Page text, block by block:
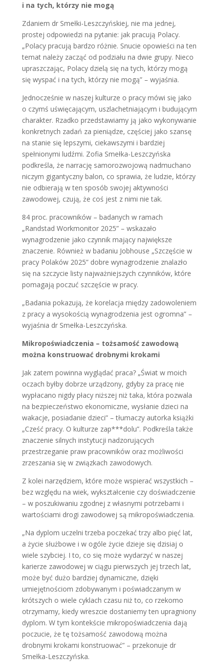
i na tych, którzy nie mogą
Zdaniem dr Smełki-Leszczyńskiej, nie ma jednej,
prostej odpowiedzi na pytanie: jak pracują Polacy.
„Polacy pracują bardzo różnie. Snucie opowieści na ten
temat należy zacząć od podziału na dwie grupy. Nieco
upraszczając, Polacy dzielą się na tych, którzy mogą
się wyspać i na tych, którzy nie mogą” – wyjaśnia.
Jednocześnie w naszej kulturze o pracy mówi się jako
o czymś uświęcającym, uszlachetniającym i budującym
charakter. Rzadko przedstawiamy ją jako wykonywanie
konkretnych zadań za pieniądze, częściej jako szansę
na stanie się lepszymi, ciekawszymi i bardziej
spełnionymi ludźmi. Zofia Smełka-Leszczyńska
podkreśla, że narrację samorozwojową nadmuchano
niczym gigantyczny balon, co sprawia, że ludzie, którzy
nie odbierają w ten sposób swojej aktywności
zawodowej, czują, że coś jest z nimi nie tak.
84 proc. pracowników – badanych w ramach
„Randstad Workmonitor 2025” – wskazało
wynagrodzenie jako czynnik mający największe
znaczenie. Również w badaniu Jobhouse „Szczęście w
pracy Polaków 2025” dobre wynagrodzenie znalazło
się na szczycie listy najważniejszych czynników, które
pomagają poczuć szczęście w pracy.
„Badania pokazują, że korelacja między zadowoleniem
z pracy a wysokością wynagrodzenia jest ogromna” –
wyjaśnia dr Smełka-Leszczyńska.
Mikropoświadczenia – tożsamość zawodową
można konstruować drobnymi krokami
Jak zatem powinna wyglądać praca? „Świat w moich
oczach byłby dobrze urządzony, gdyby za pracę nie
wypłacano nigdy płacy niższej niż taka, która pozwala
na bezpieczeństwo ekonomiczne, wysłanie dzieci na
wakacje, posiadanie dzieci” – tłumaczy autorka książki
„Cześć pracy. O kulturze zap***dolu”. Podkreśla także
znaczenie silnych instytucji nadzorujących
przestrzeganie praw pracowników oraz możliwości
zrzeszania się w związkach zawodowych.
Z kolei narzędziem, które może wspierać wszystkich –
bez względu na wiek, wykształcenie czy doświadczenie
– w poszukiwaniu zgodnej z własnymi potrzebami i
wartościami drogi zawodowej są mikropoświadczenia.
„Na dyplom uczelni trzeba poczekać trzy albo pięć lat,
a życie służbowe i w ogóle życie dzieje się dzisiaj o
wiele szybciej. I to, co się może wydarzyć w naszej
karierze zawodowej w ciągu pierwszych jej trzech lat,
może być dużo bardziej dynamiczne, dzięki
umiejętnościom zdobywanym i poświadczanym w
krótszych o wiele cyklach czasu niż to, co rzekomo
otrzymamy, kiedy wreszcie dostaniemy ten upragniony
dyplom. W tym kontekście mikropoświadczenia dają
poczucie, że tę tożsamość zawodową można
drobnymi krokami konstruować” – przekonuje dr
Smełka-Leszczyńska.